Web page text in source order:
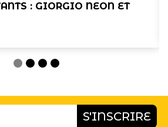
: GIORGIO NEON ET